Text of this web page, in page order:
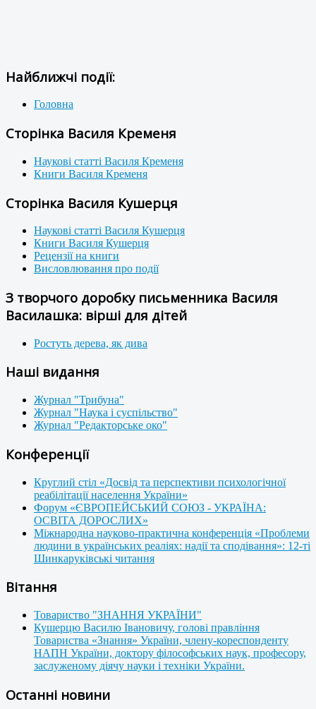
Найближчі події:
Головна
Сторінка Василя Кременя
Наукові статті Василя Кременя
Книги Василя Кременя
Сторінка Василя Кушерця
Наукові статті Василя Кушерця
Книги Василя Кушерця
Рецензії на книги
Висловлювання про події
З творчого доробку письменника Василя
Василашка: вірші для дітей
Ростуть дерева, як дива
Наші видання
Журнал "Трибуна"
Журнал "Наука і суспільство"
Журнал "Редакторське око"
Конференції
Круглий стіл «Досвід та перспективи психологічної
реабілітації населення України»
Форум «ЄВРОПЕЙСЬКИЙ СОЮЗ - УКРАЇНА:
ОСВІТА ДОРОСЛИХ»
Міжнародна науково-практична конференція «Проблеми
людини в українських реаліях: надії та сподівання»: 12-ті
Шинкаруківські читання
Вітання
Товариство "ЗНАННЯ УКРАЇНИ"
Кушерцю Василю Івановичу, голові правління
Товариства «Знання» України, члену-кореспонденту
НАПН України, доктору філософських наук, професору,
заслуженому діячу науки і техніки України.
Останні новини